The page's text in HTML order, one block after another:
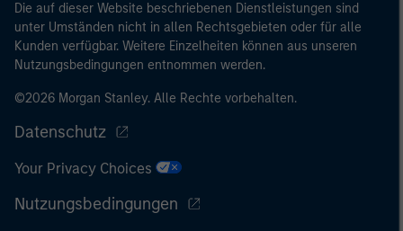
Die auf dieser Website beschriebenen Dienstleistungen sind
unter Umständen nicht in allen Rechtsgebieten oder für alle
Kunden verfügbar. Weitere Einzelheiten können aus unseren
Nutzungsbedingungen entnommen werden.
©2026 Morgan Stanley. Alle Rechte vorbehalten.
Datenschutz
Your Privacy Choices
Nutzungsbedingungen